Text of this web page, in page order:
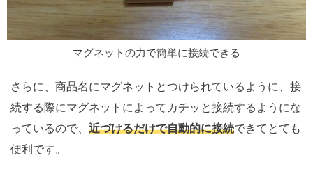
マグネットの力で簡単に接続できる
さらに、商品名にマグネットとつけられているように、接
続する際にマグネットによってカチッと接続するようにな
っているので、 近づけるだけで自動的に接続できてとても
便利です。